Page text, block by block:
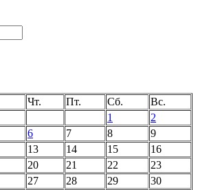
Чт. Пт. Сб.
Вс.
1
2
6 7 8
9
13 14 15
16
20 21 22
23
27 28 29
30